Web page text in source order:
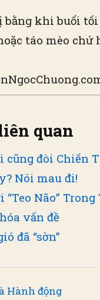
khi buổi
táo mèo chứ
quan
cũng đòi Chiến
Nói mau đi!
“Teo Não”
vấn đề
đã “sờn”
Hành động